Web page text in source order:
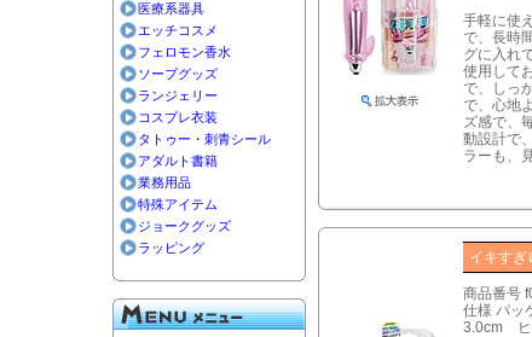
医療系器具
エッチコスメ
フェロモン香水
ソープグッズ
ランジェリー
コスプレ衣装
タトゥー・刺青シール
アダルト書籍
業務用品
特殊アイテム
ジョークグッズ
ラッピング
手軽に使
で、長時
グに入れ
使用して
で、しっ
で、心地
ズ感で、
動設計で
ラーも、
イキす
商品番号
仕様 パ
3.0cm